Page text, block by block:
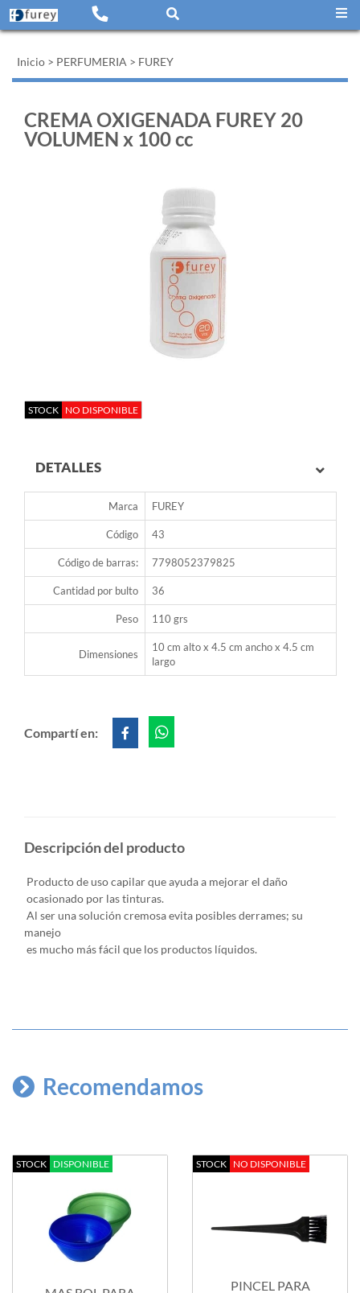
Inicio > PERFUMERIA > FUREY
CREMA OXIGENADA FUREY 20
VOLUMEN x 100 cc
STOCK NO DISPONIBLE
DETALLES
Marca FUREY
Código 43
Código de barras: 7798052379825
Cantidad por bulto 36
Peso 110 grs
Dimensiones
10 cm alto x 4.5 cm ancho x 4.5 cm
largo
Compartí en:
Descripción del producto
Producto de uso capilar que ayuda a mejorar el daño
ocasionado por las tinturas.
Al ser una solución cremosa evita posibles derrames; su
manejo
es mucho más fácil que los productos líquidos.
Recomendamos
STOCK DISPONIBLE STOCK NO DISPONIBLE
PINCEL PARA